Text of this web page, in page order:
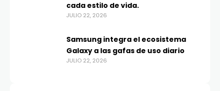
cada estilo de vida.
JULIO 22, 2026
Samsung integra el ecosistema
Galaxy a las gafas de uso diario
JULIO 22, 2026